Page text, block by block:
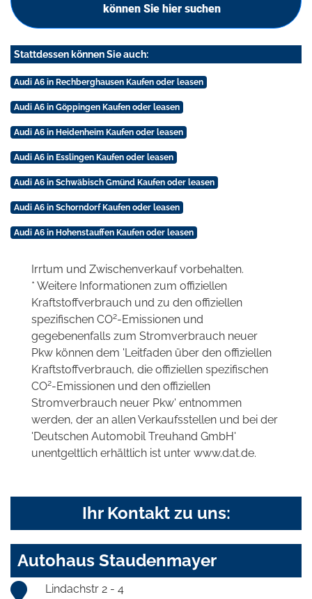
können Sie hier suchen
Stattdessen können Sie auch:
Audi A6 in Rechberghausen Kaufen oder leasen
Audi A6 in Göppingen Kaufen oder leasen
Audi A6 in Heidenheim Kaufen oder leasen
Audi A6 in Esslingen Kaufen oder leasen
Audi A6 in Schwäbisch Gmünd Kaufen oder leasen
Audi A6 in Schorndorf Kaufen oder leasen
Audi A6 in Hohenstauffen Kaufen oder leasen
Irrtum und Zwischenverkauf vorbehalten.
* Weitere Informationen zum offiziellen
Kraftstoffverbrauch und zu den offiziellen
spezifischen CO2-Emissionen und
gegebenenfalls zum Stromverbrauch neuer
Pkw können dem 'Leitfaden über den offiziellen
Kraftstoffverbrauch, die offiziellen spezifischen
CO2-Emissionen und den offiziellen
Stromverbrauch neuer Pkw' entnommen
werden, der an allen Verkaufsstellen und bei der
'Deutschen Automobil Treuhand GmbH'
unentgeltlich erhältlich ist unter www.dat.de.
Ihr Kontakt zu uns:
Autohaus Staudenmayer
Lindachstr 2 - 4